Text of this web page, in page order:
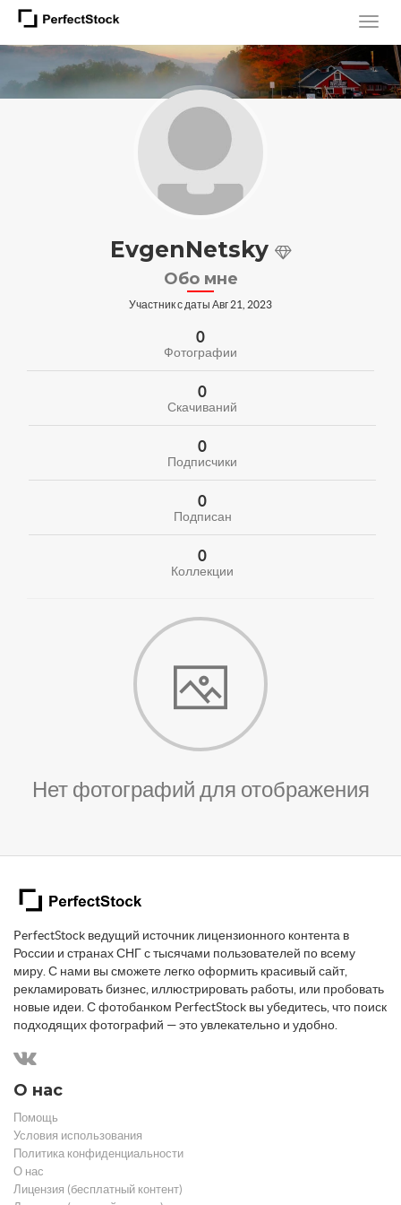
EvgenNetsky
Обо мне
Участник с даты Авг 21, 2023
0
Фотографии
0
Скачиваний
0
Подписчики
0
Подписан
0
Коллекции
Нет фотографий для отображения
PerfectStock ведущий источник лицензионного контента в
России и странах СНГ с тысячами пользователей по всему
миру. С нами вы сможете легко оформить красивый сайт,
рекламировать бизнес, иллюстрировать работы, или пробовать
новые идеи. С фотобанком PerfectStock вы убедитесь, что поиск
подходящих фотографий — это увлекательно и удобно.
О нас
Помощь
Условия использования
Политика конфиденциальности
О нас
Лицензия (бесплатный контент)